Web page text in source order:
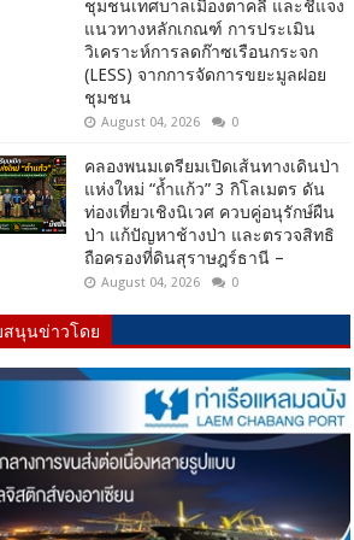
ชุมชนเทศบาลเมืองตาคลี และชี้แจง
แนวทางหลักเกณฑ์ การประเมิน
วิเคราะห์การลดก๊าซเรือนกระจก
(LESS) จากการจัดการขยะมูลฝอย
ชุมชน
August 04, 2026 0
คลองพนมเตรียมเปิดเส้นทางเดินป่า
แห่งใหม่ “ถ้ำแก้ว” 3 กิโลเมตร ดัน
ท่องเที่ยวเชิงนิเวศ ควบคู่อนุรักษ์ผืน
ป่า แก้ปัญหาช้างป่า และตรวจสิทธิ
ถือครองที่ดินสุราษฎร์ธานี –
August 04, 2026 0
นุนข่าวโดย